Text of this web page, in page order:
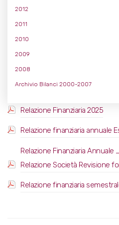
2012
2011
2010
2009
2008
Archivio Bilanci 2000-2007
Relazione Finanziaria 2025
Relazione finanziaria annuale
Relazione Finanziaria Annuale
Relazione Società Revisione
Relazione finanziaria